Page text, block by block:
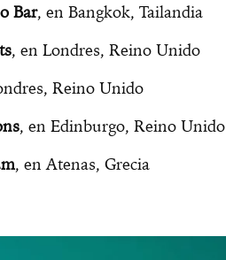
Bar, en Bangkok, Tailandia
, en Londres, Reino Unido
Reino Unido
, en Edinburgo, Reino Unido
, en Atenas, Grecia